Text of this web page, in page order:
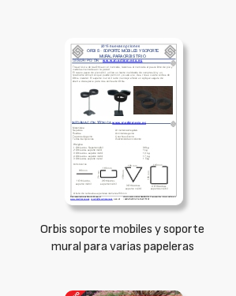
Orbis soporte mobiles y soporte
mural para varias papeleras